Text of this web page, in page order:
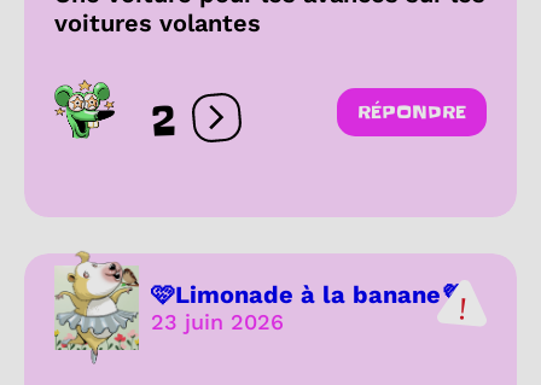
voitures volantes
2 Ouvrir les réactions
RÉPONDRE
🩷Limonade à la banane💜
23 juin 2026